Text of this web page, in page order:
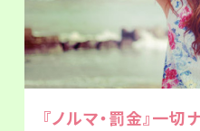
『ノルマ・罰金』一切